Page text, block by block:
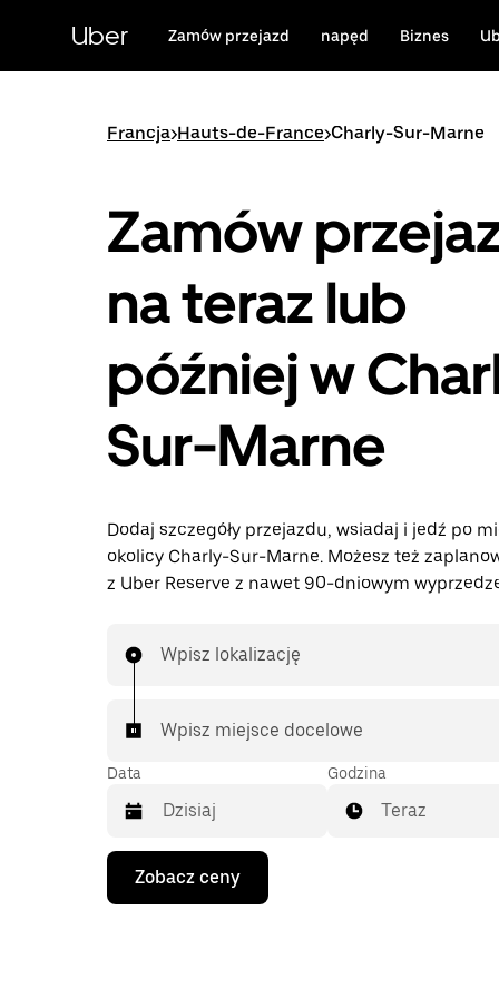
zawartości
Uber Zamów przejazd napęd Biznes
Francja>Hauts-de-France>Charly-Sur-Marne
Zamów
na teraz lub
później w
Sur-Marne
Dodaj szczegóły przejazdu, wsiadaj i jedź po
okolicy Charly-Sur-Marne. Możesz też
z Uber Reserve z nawet 90-dniowym
Wpisz lokalizację
Wpisz miejsce docelowe
Data
Naciśnij
klawisz
strzałki
Godzina
Teraz
Zobacz ceny